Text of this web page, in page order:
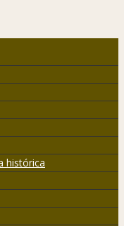
histórica